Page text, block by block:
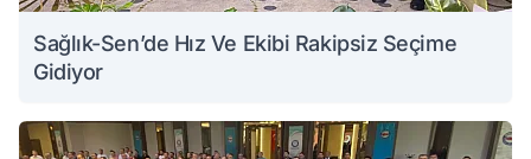
Sağlık-Sen’de Hız Ve Ekibi Rakipsiz Seçime
Gidiyor